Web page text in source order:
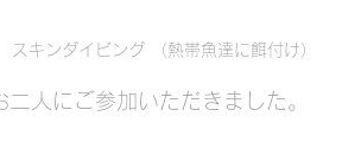
スキンダイビング （熱帯魚達に餌付け）
人にご参加いただきました。